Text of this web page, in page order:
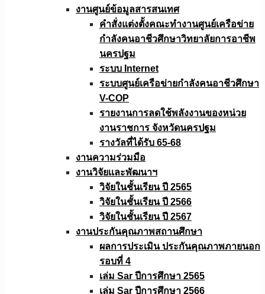
งานศูนย์ข้อมูลสารสนเทศ
คำสั่งแต่งตั้งคณะทำงานศูนย์เครือข่าย
กำลังคนอาชีวศึกษาวิทยาลัยการอาชีพ
นครปฐม
ระบบ Internet
ระบบศูนย์เครือข่ายกำลังคนอาชีวศึกษา
V-COP
รายงานการลดใช้พลังงานของหน่วย
งานราชการ จังหวัดนครปฐม
รางวัลที่ได้รับ 65-68
งานความร่วมมือ
งานวิจัยเเละพัฒนาฯ
วิจัยในชั้นเรียน ปี 2565
วิจัยในชั้นเรียน ปี 2566
วิจัยในชั้นเรียน ปี 2567
งานประกันคุณภาพสถานศึกษา
ผลการประเมิน ประกันคุณภาพภายนอก
รอบที่ 4
เล่ม Sar ปีการศึกษา 2565
เล่ม Sar ปีการศึกษา 2566